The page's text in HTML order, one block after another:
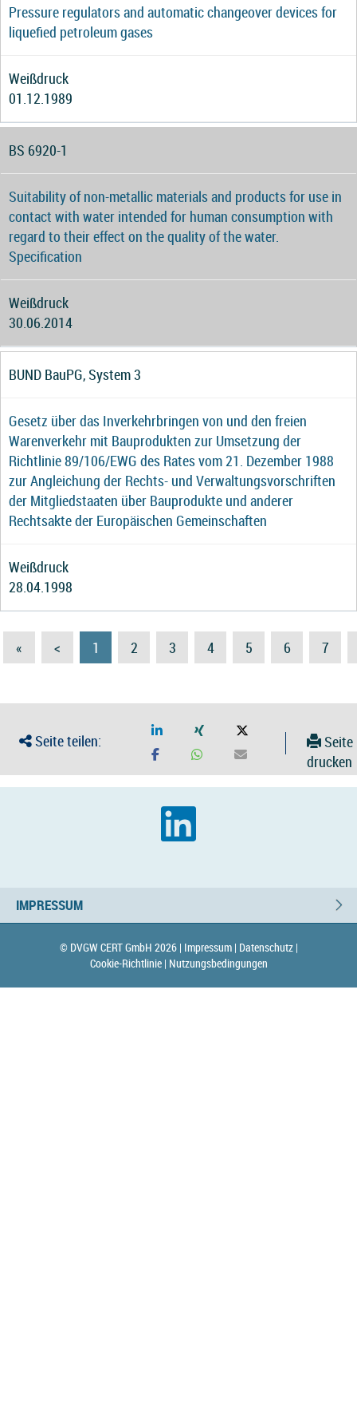
Pressure regulators and automatic changeover devices for
liquefied petroleum gases
Weißdruck
01.12.1989
BS 6920-1
Suitability of non-metallic materials and products for use in
contact with water intended for human consumption with
regard to their effect on the quality of the water.
Specification
Weißdruck
30.06.2014
BUND BauPG, System 3
Gesetz über das Inverkehrbringen von und den freien
Warenverkehr mit Bauprodukten zur Umsetzung der
Richtlinie 89/106/EWG des Rates vom 21. Dezember 1988
zur Angleichung der Rechts- und Verwaltungsvorschriften
der Mitgliedstaaten über Bauprodukte und anderer
Rechtsakte der Europäischen Gemeinschaften
Weißdruck
28.04.1998
« < 1 2 3 4 5 6 7
Seite teilen:
Seite
drucken
IMPRESSUM
© DVGW CERT GmbH 2026 | Impressum | Datenschutz |
Cookie-Richtlinie | Nutzungsbedingungen